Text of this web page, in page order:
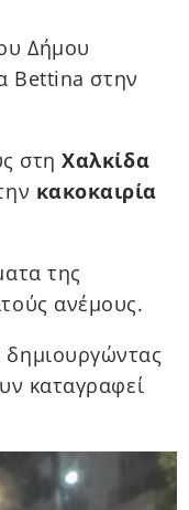
Δήμου
Bettina στην
στηΧαλκίδα
κακοκαιρία
της
ανέμους.
καταγραφεί